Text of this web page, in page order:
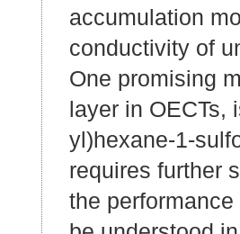
accumulation
conductivity of
One promising
layer in OECTs,
yl)hexane-1-
requires further
the